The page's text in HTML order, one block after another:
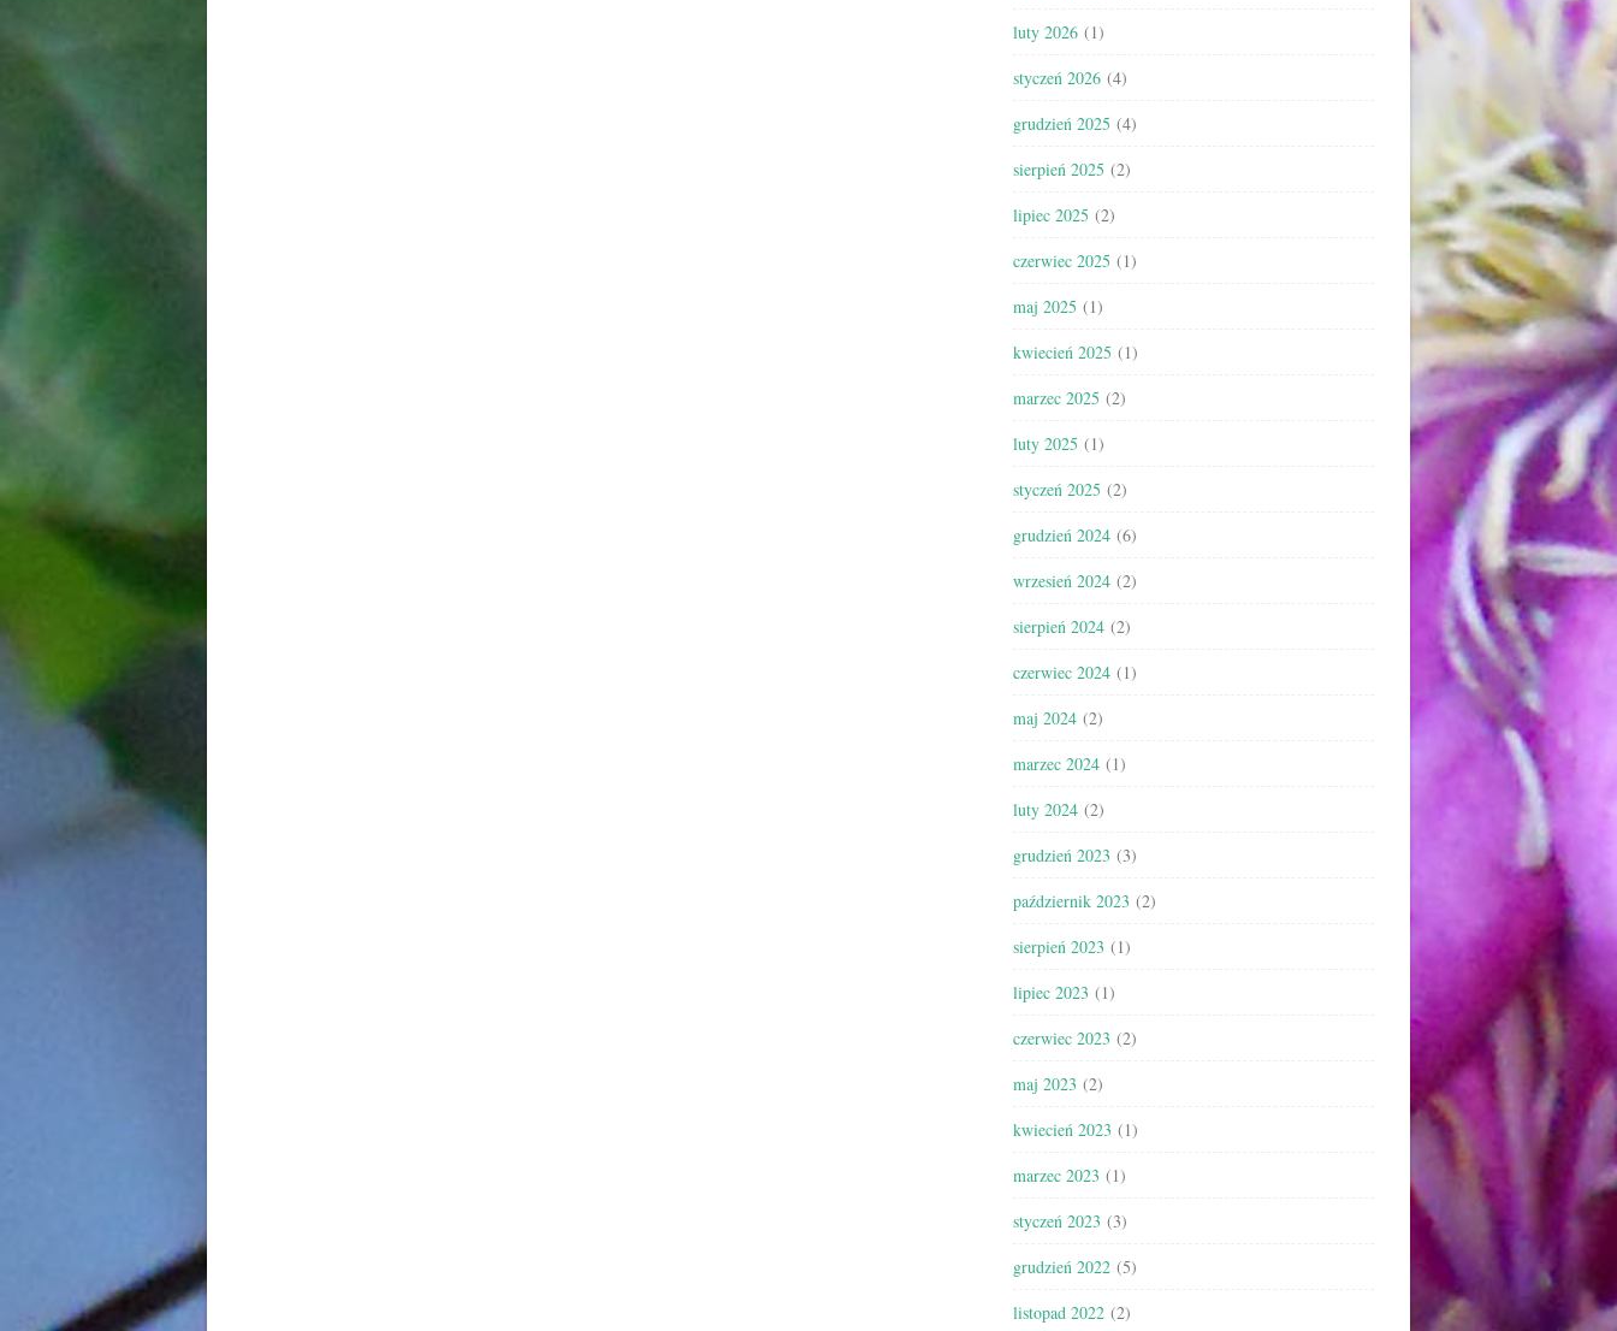
luty 2026 (1)
styczeń 2026 (4)
grudzień 2025 (4)
sierpień 2025 (2)
lipiec 2025 (2)
czerwiec 2025 (1)
maj 2025 (1)
kwiecień 2025 (1)
marzec 2025 (2)
luty 2025 (1)
styczeń 2025 (2)
grudzień 2024 (6)
wrzesień 2024 (2)
sierpień 2024 (2)
czerwiec 2024 (1)
maj 2024 (2)
marzec 2024 (1)
luty 2024 (2)
grudzień 2023 (3)
październik 2023 (2)
sierpień 2023 (1)
lipiec 2023 (1)
czerwiec 2023 (2)
maj 2023 (2)
kwiecień 2023 (1)
marzec 2023 (1)
styczeń 2023 (3)
grudzień 2022 (5)
listopad 2022 (2)